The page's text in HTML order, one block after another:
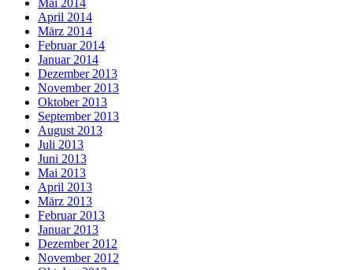
Mai 2014
April 2014
März 2014
Februar 2014
Januar 2014
Dezember 2013
November 2013
Oktober 2013
September 2013
August 2013
Juli 2013
Juni 2013
Mai 2013
April 2013
März 2013
Februar 2013
Januar 2013
Dezember 2012
November 2012